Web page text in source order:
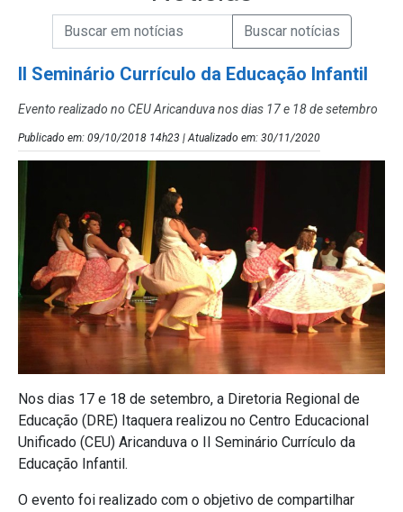
Campo de Busca de Notícias
Campo de Busca de informaçõesEnviar a Busca de Notícias
II Seminário Currículo da Educação Infantil
Evento realizado no CEU Aricanduva nos dias 17 e 18 de setembro
Publicado em: 09/10/2018 14h23 | Atualizado em: 30/11/2020
Nos dias 17 e 18 de setembro, a Diretoria Regional de
Educação (DRE) Itaquera realizou no Centro Educacional
Unificado (CEU) Aricanduva o II Seminário Currículo da
Educação Infantil.
O evento foi realizado com o objetivo de compartilhar